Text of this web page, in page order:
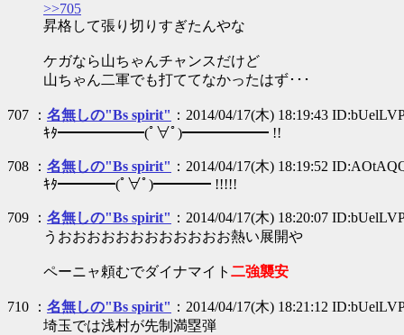
>>705
昇格して張り切りすぎたんやな
ケガなら山ちゃんチャンスだけど
山ちゃん二軍でも打ててなかったはず･･･
707 ： 名無しの"Bs spirit" ：2014/04/17(木) 18:19:43
ｷﾀ━━━━━━(ﾟ∀ﾟ)━━━━━━ !!
708 ： 名無しの"Bs spirit" ：2014/04/17(木) 18:19:52
ｷﾀ━━━━(ﾟ∀ﾟ)━━━━ !!!!!
709 ： 名無しの"Bs spirit" ：2014/04/17(木) 18:20:07
うおおおおおおおおおおおお熱い展開や
ペーニャ頼むでダイナマイト 二強襲安
710 ： 名無しの"Bs spirit" ：2014/04/17(木) 18:21:12
埼玉では浅村が先制満塁弾